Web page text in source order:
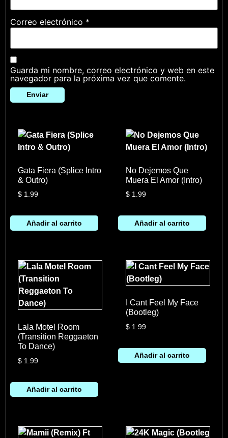
Correo electrónico *
Guarda mi nombre, correo electrónico y web en este
navegador para la próxima vez que comente.
Gata Fiera (Splice Intro
& Outro)
$1.99
Añadir al carrito
No Dejemos Que
Muera El Amor (Intro)
$ 1.99
Añadir al carrito
Lala Motel Room
(Transition Reggaeton
To Dance)
$1.99
Añadir al carrito
I Cant Feel My Face
(Bootleg)
$ 1.99
Añadir al carrito